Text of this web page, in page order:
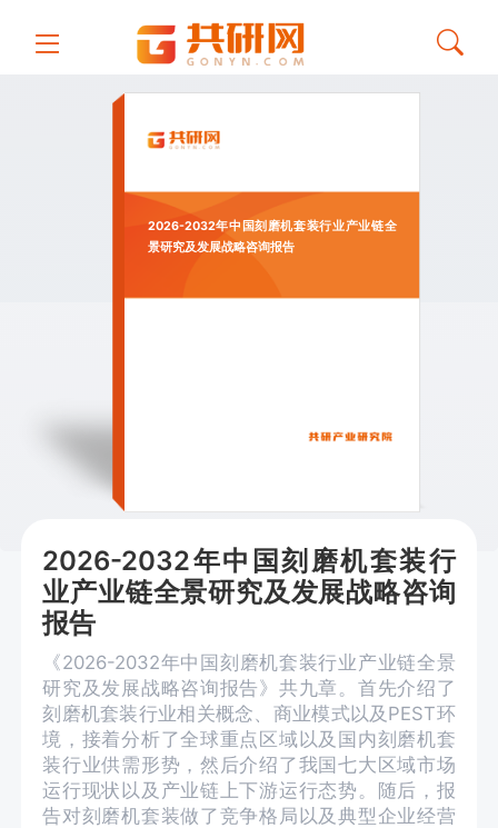
2026-2032年中国刻磨机套装行业产业链全
景研究及发展战略咨询报告
2026-2032年中国刻磨机套装行
业产业链全景研究及发展战略咨询
报告
《2026-2032年中国刻磨机套装行业产业链全景
研究及发展战略咨询报告》共九章。首先介绍了
刻磨机套装行业相关概念、商业模式以及PEST环
境，接着分析了全球重点区域以及国内刻磨机套
装行业供需形势，然后介绍了我国七大区域市场
运行现状以及产业链上下游运行态势。随后，报
告对刻磨机套装做了竞争格局以及典型企业经营